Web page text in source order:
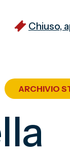
Chiuso,
ARCHIVIO